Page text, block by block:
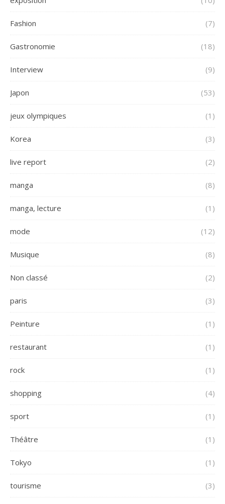
Fashion (7)
Gastronomie (18)
Interview (9)
Japon (53)
jeux olympiques (1)
Korea (3)
live report (2)
manga (8)
manga, lecture (1)
mode (12)
Musique (8)
Non classé (2)
paris (3)
Peinture (1)
restaurant (1)
rock (1)
shopping (4)
sport (1)
Théâtre (1)
Tokyo (1)
tourisme (3)